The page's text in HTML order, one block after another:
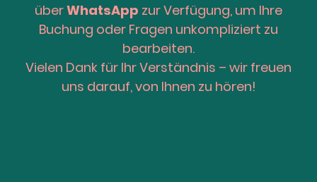
überWhatsApp zur Verfügung, um Ihre
Buchung oder Fragen unkompliziert zu
bearbeiten.
Vielen Dank für Ihr Verständnis – wir freuen
uns darauf, von Ihnen zu hören!